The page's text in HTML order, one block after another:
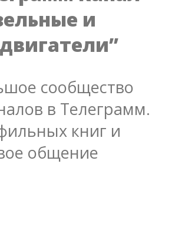
и
сообщество
в Телеграмм.
книг и
общение